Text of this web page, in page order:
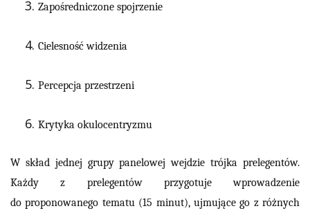
Zapośredniczone spojrzenie
Cielesność widzenia
Percepcja przestrzeni
Krytyka okulocentryzmu
W skład jednej grupy panelowej wejdzie trójka prelegentów.
Każdy z prelegentów przygotuje wprowadzenie
do proponowanego tematu (15 minut), ujmujące go z różnych